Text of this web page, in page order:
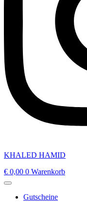
KHALED HAMID
€ 0,00 0 Warenkorb
Gutscheine